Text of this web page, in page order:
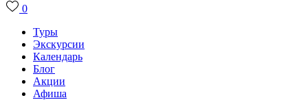
0
Туры
Экскурсии
Календарь
Блог
Акции
Афиша